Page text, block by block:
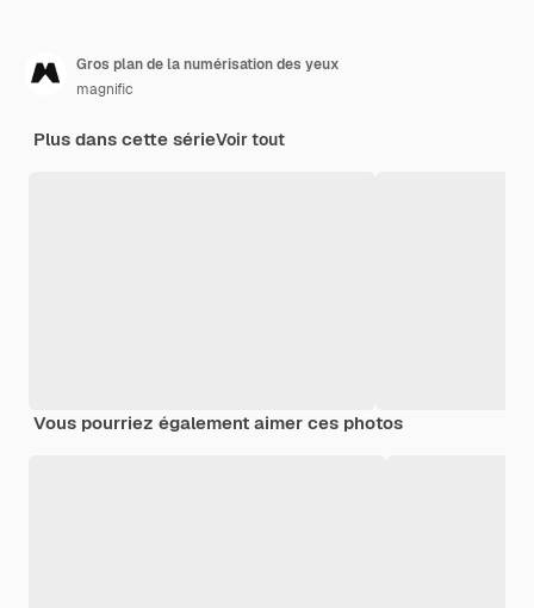
Gros plan de la numérisation des yeux
magnific
Plus dans cette sérieVoir tout
Vous pourriez également aimer ces photos